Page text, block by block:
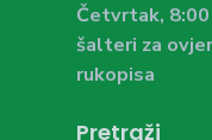
Četvrtak, 8:00
šalteri za
rukopisa
Pretraži